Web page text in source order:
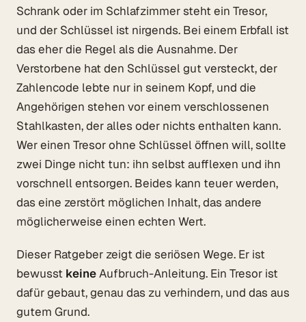
Schrank oder im Schlafzimmer steht ein Tresor,
und der Schlüssel ist nirgends. Bei einem Erbfall ist
das eher die Regel als die Ausnahme. Der
Verstorbene hat den Schlüssel gut versteckt, der
Zahlencode lebte nur in seinem Kopf, und die
Angehörigen stehen vor einem verschlossenen
Stahlkasten, der alles oder nichts enthalten kann.
Wer einen Tresor ohne Schlüssel öffnen will, sollte
zwei Dinge nicht tun: ihn selbst aufflexen und ihn
vorschnell entsorgen. Beides kann teuer werden,
das eine zerstört möglichen Inhalt, das andere
möglicherweise einen echten Wert.
Dieser Ratgeber zeigt die seriösen Wege. Er ist
bewusst keineAufbruch-Anleitung. Ein Tresor ist
dafür gebaut, genau das zu verhindern, und das aus
gutem Grund.